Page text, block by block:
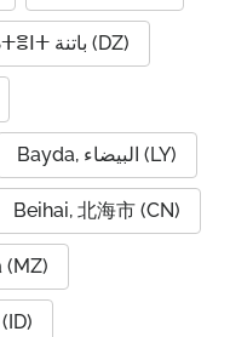
Batna, ⵜⴱⴰⵜⴻⵏⵜ باتنة (DZ)
Bayda, البيضاء (LY)
Beihai, 北海市 (CN)
(MZ)